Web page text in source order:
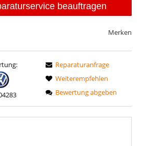
beauftragen
Merken
Reparaturanfrage
Weiterempfehlen
Bewertung abgeben